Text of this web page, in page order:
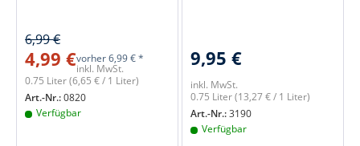
6,99 €
4,99 €vorher6,99 € *
inkl. MwSt.
0.75 Liter(6,65 € / 1 Liter)
Art.-Nr.:0820
Verfügbar
9,95 €
inkl. MwSt.
0.75 Liter(13,27 € / 1 Liter)
Art.-Nr.:3190
Verfügbar